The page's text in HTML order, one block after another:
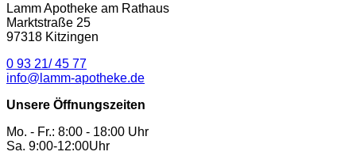
Lamm Apotheke am Rathaus
Marktstraße 25
97318 Kitzingen
0 93 21/ 45 77
info@lamm-apotheke.de
Unsere Öffnungszeiten
Mo. - Fr.: 8:00 - 18:00 Uhr
Sa. 9:00-12:00Uhr